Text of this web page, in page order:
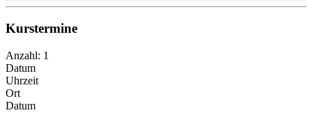
Kurstermine
Anzahl: 1
Datum
Uhrzeit
Ort
Datum